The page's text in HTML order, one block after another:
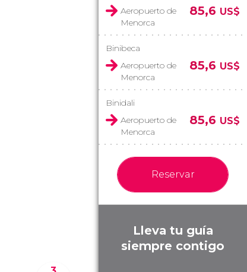
Aeropuerto de
Menorca
85,6 US$
Binibeca
Aeropuerto de
Menorca
85,6 US$
Binidali
Aeropuerto de
Menorca
85,6 US$
Reservar
Lleva tu guía
siempre contigo